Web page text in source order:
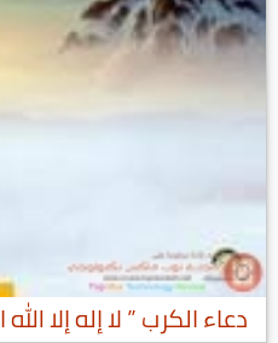
دعاء الكرب ” لا إله إلا